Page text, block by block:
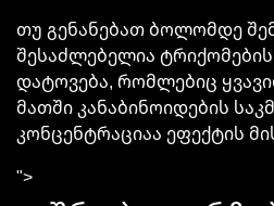
თუ გენანებათ ბოლომდე
შესაძლებელია ტრიქომების
დატოვება, რომლებიც
მათშიკანაბინოიდების
კონცენტრაციაა ეფექტის
">